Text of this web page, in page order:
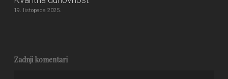
19. listopada 2025.
Zadnji komentari